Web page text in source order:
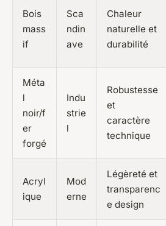
Bois
mass
if
Sca
ndin
ave
Chaleur
naturelle et
durabilité
Méta
l
noir/f
er
forgé
Indu
strie
l
Robustesse
et
caractère
technique
Acryl
ique
Mod
erne
Légèreté et
transparenc
e design